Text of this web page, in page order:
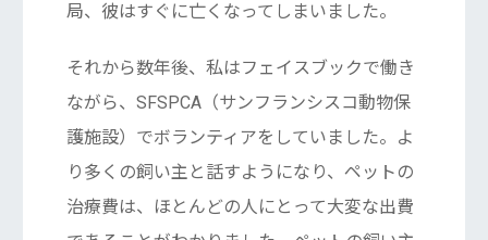
局、彼はすぐに亡くなってしまいました。
それから数年後、私はフェイスブックで働き
ながら、SFSPCA（サンフランシスコ動物保
護施設）でボランティアをしていました。よ
り多くの飼い主と話すようになり、ペットの
治療費は、ほとんどの人にとって大変な出費